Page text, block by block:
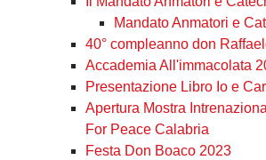
Mandato Anmatori e
40° compleanno don
Accademia All'immacolata
Presentazione Libro Io e
Apertura Mostra
For Peace Calabria
Festa Don Boaco 2023